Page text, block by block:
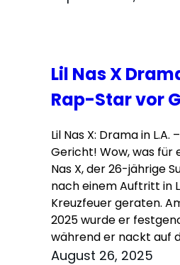
Lil Nas X
Rap-Star vor
Lil Nas X: Drama in
Gericht! Wow, was für
Nas X, der 26-jährige
nach einem Auftritt in
Kreuzfeuer geraten.
2025 wurde er
während er nackt auf
August 26, 2025